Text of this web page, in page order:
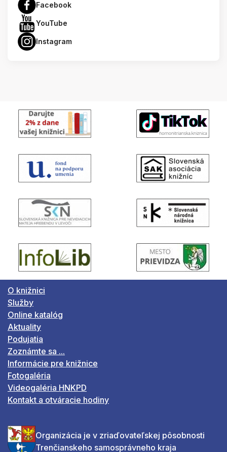
Facebook
YouTube
Instagram
O knižnici
Služby
Online katalóg
Aktuality
Podujatia
Zoznámte sa ...
Informácie pre knižnice
Fotogaléria
Videogaléria HNKPD
Kontakt a otváracie hodiny
Organizácia je v zriaďovateľskej pôsobnosti
Trenčianskeho samosprávneho kraja